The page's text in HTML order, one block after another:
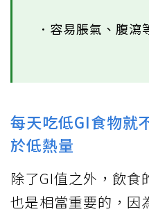
．容易脹氣、腹
每天吃低GI食物就
於低熱量
除了GI值之外，飲食
也是相當重要的，因